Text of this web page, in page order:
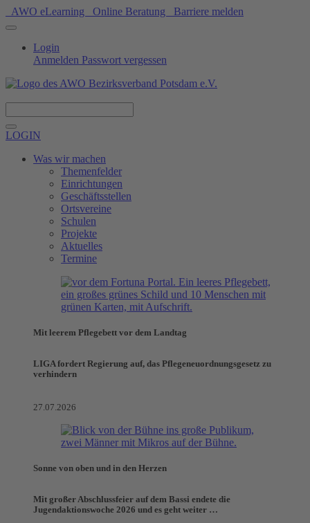
AWO eLearning Online Beratung Barriere melden
Login
Anmelden Passwort vergessen
LOGIN
Was wir machen
Themenfelder
Einrichtungen
Geschäftsstellen
Ortsvereine
Schulen
Projekte
Aktuelles
Termine
Mit leerem Pflegebett vor dem Landtag
LIGA fordert Regierung auf, das Pflegeneuordnungsgesetz zu
verhindern
27.07.2026
Sonne von oben und in den Herzen
Mit großer Abschlussfeier auf dem Bassi endete die
Jugendaktionswoche 2026 und es geht weiter …